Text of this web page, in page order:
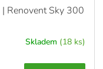
Renovent Sky 300
Skladem (18 ks)